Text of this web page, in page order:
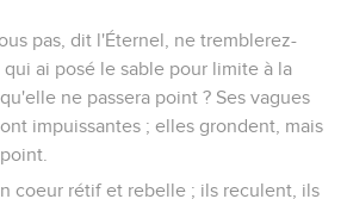
pas, dit l'Éternel, ne tremblerez-
ai posé le sable pour limite à la
ne passera point ? Ses vagues
impuissantes ; elles grondent, mais
coeur rétif et rebelle ; ils reculent, ils